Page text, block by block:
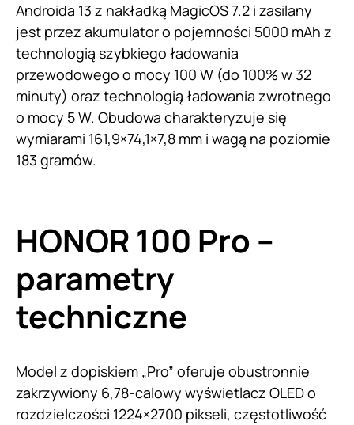
Androida 13 z nakładką MagicOS 7.2 i zasilany
jest przez akumulator o pojemności 5000 mAh z
technologią szybkiego ładowania
przewodowego o mocy 100 W (do 100% w 32
minuty) oraz technologią ładowania zwrotnego
o mocy 5 W. Obudowa charakteryzuje się
wymiarami 161,9×74,1×7,8 mm i wagą na poziomie
183 gramów.
HONOR 100 Pro –
parametry
techniczne
Model z dopiskiem „Pro” oferuje obustronnie
zakrzywiony 6,78-calowy wyświetlacz OLED o
rozdzielczości 1224×2700 pikseli, częstotliwość